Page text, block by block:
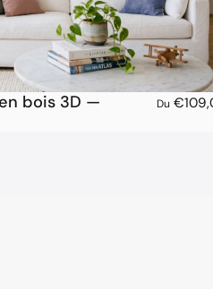
bois 3D —
Du